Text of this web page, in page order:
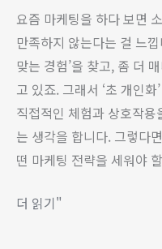
리
하
며
요즘 마케팅을 하다 보면
만족하지 않는다는 걸 느
맞는 경험’을 찾고, 좀 더
고 있죠. 그래서 ‘초 개인
직접적인 체험과 상호작
는 생각을 합니다. 그렇다
떤 마케팅 전략을 세워야
험
이
바
탕
이
되
는
시
더 읽기"